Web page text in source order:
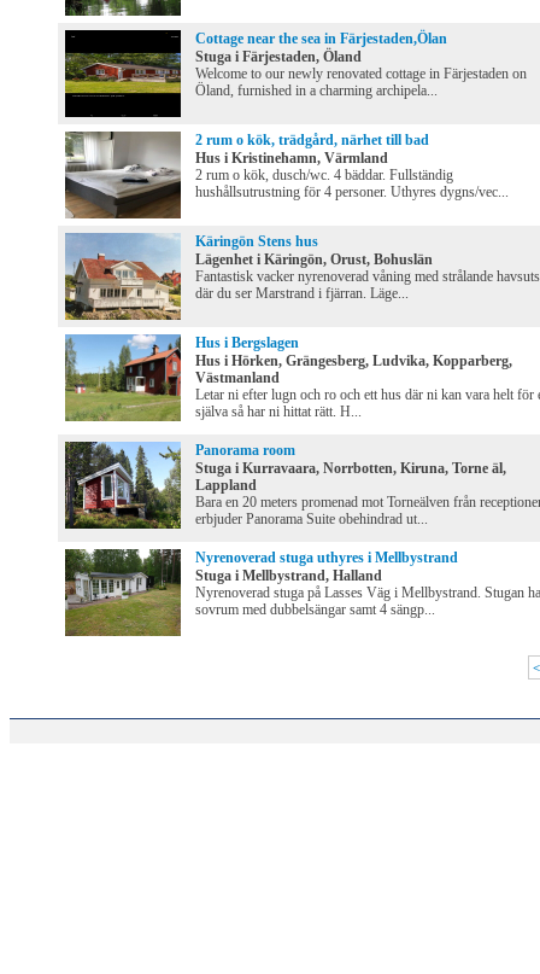
Cottage near the sea in Färjestaden,Ölan
Stuga i Färjestaden, Öland
Welcome to our newly renovated cottage in Färjestaden on
Öland, furnished in a charming archipela...
2 rum o kök, trädgård, närhet till bad
Hus i Kristinehamn, Värmland
2 rum o kök, dusch/wc. 4 bäddar. Fullständig
hushållsutrustning för 4 personer. Uthyres dygns/vec...
Käringön Stens hus
Lägenhet i Käringön, Orust, Bohuslän
Fantastisk vacker nyrenoverad våning med strålande
där du ser Marstrand i fjärran. Läge...
Hus i Bergslagen
Hus i Hörken, Grängesberg, Ludvika, Kopparberg,
Västmanland
Letar ni efter lugn och ro och ett hus där ni kan vara helt för
själva så har ni hittat rätt. H...
Panorama room
Stuga i Kurravaara, Norrbotten, Kiruna, Torne äl,
Lappland
Bara en 20 meters promenad mot Torneälven från
erbjuder Panorama Suite obehindrad ut...
Nyrenoverad stuga uthyres i Mellbystrand
Stuga i Mellbystrand, Halland
Nyrenoverad stuga på Lasses Väg i Mellbystrand. Stugan
sovrum med dubbelsängar samt 4 sängp...